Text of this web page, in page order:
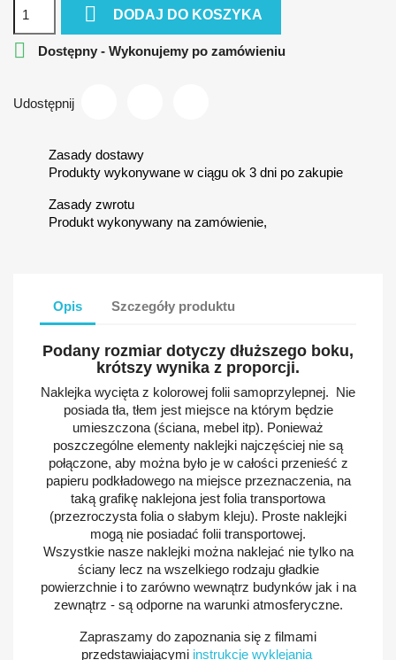
 DODAJ DO KOSZYKA
 Dostępny - Wykonujemy po zamówieniu
Udostępnij
Zasady dostawy
Produkty wykonywane w ciągu ok 3 dni po zakupie
Zasady zwrotu
Produkt wykonywany na zamówienie,
Opis Szczegóły produktu
Podany rozmiar dotyczy dłuższego boku,
krótszy wynika z proporcji.
Naklejka wycięta z kolorowej folii samoprzylepnej. Nie
posiada tła, tłem jest miejsce na którym będzie
umieszczona (ściana, mebel itp). Ponieważ
poszczególne elementy naklejki najczęściej nie są
połączone, aby można było je w całości przenieść z
papieru podkładowego na miejsce przeznaczenia, na
taką grafikę naklejona jest folia transportowa
(przezroczysta folia o słabym kleju). Proste naklejki
mogą nie posiadać folii transportowej.
Wszystkie nasze naklejki można naklejać nie tylko na
ściany lecz na wszelkiego rodzaju gładkie
powierzchnie i to zarówno wewnątrz budynków jak i na
zewnątrz - są odporne na warunki atmosferyczne.
Zapraszamy do zapoznania się z filmami
przedstawiającymi instrukcje wyklejania